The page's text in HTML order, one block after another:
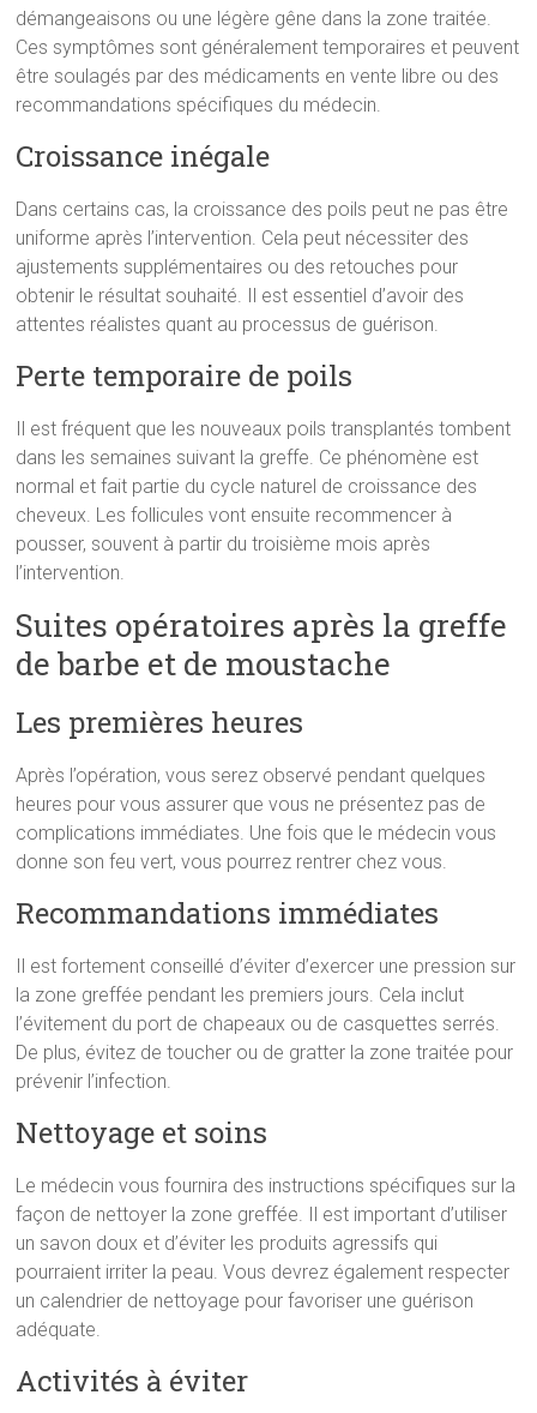
démangeaisons ou une légère gêne dans la zone traitée.
Ces symptômes sont généralement temporaires et peuvent
être soulagés par des médicaments en vente libre ou des
recommandations spécifiques du médecin.
Croissance inégale
Dans certains cas, la croissance des poils peut ne pas être
uniforme après l’intervention. Cela peut nécessiter des
ajustements supplémentaires ou des retouches pour
obtenir le résultat souhaité. Il est essentiel d’avoir des
attentes réalistes quant au processus de guérison.
Perte temporaire de poils
Il est fréquent que les nouveaux poils transplantés tombent
dans les semaines suivant la greffe. Ce phénomène est
normal et fait partie du cycle naturel de croissance des
cheveux. Les follicules vont ensuite recommencer à
pousser, souvent à partir du troisième mois après
l’intervention.
Suites opératoires après la greffe
de barbe et de moustache
Les premières heures
Après l’opération, vous serez observé pendant quelques
heures pour vous assurer que vous ne présentez pas de
complications immédiates. Une fois que le médecin vous
donne son feu vert, vous pourrez rentrer chez vous.
Recommandations immédiates
Il est fortement conseillé d’éviter d’exercer une pression sur
la zone greffée pendant les premiers jours. Cela inclut
l’évitement du port de chapeaux ou de casquettes serrés.
De plus, évitez de toucher ou de gratter la zone traitée pour
prévenir l’infection.
Nettoyage et soins
Le médecin vous fournira des instructions spécifiques sur la
façon de nettoyer la zone greffée. Il est important d’utiliser
un savon doux et d’éviter les produits agressifs qui
pourraient irriter la peau. Vous devrez également respecter
un calendrier de nettoyage pour favoriser une guérison
adéquate.
Activités à éviter